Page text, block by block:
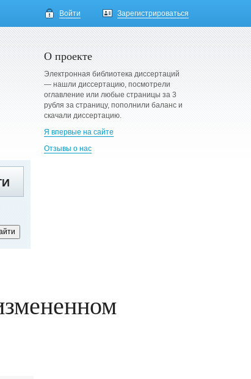
Войти Зарегистрироваться
О проекте
Электронная библиотека диссертаций
— нашли диссертацию, посмотрели
оглавление или любые страницы за 3
рубля за страницу, пополнили баланс и
скачали диссертацию.
Я впервые на сайте
Отзывы о нас